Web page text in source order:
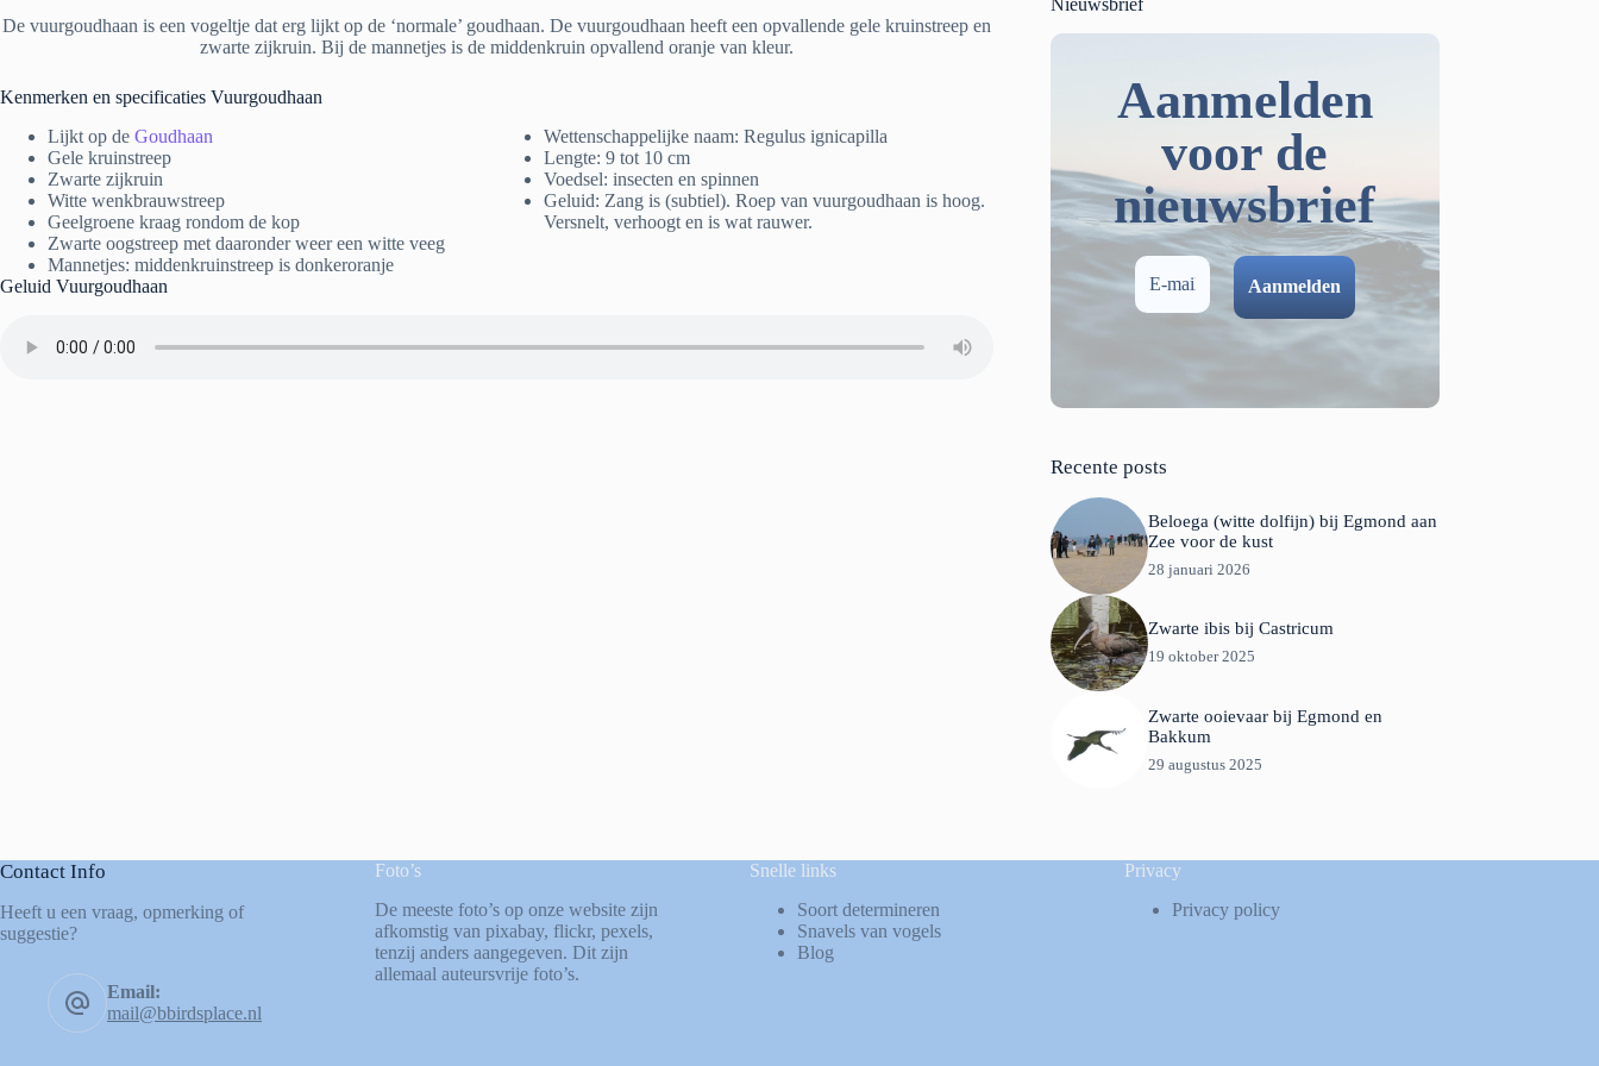
De vuurgoudhaan is een vogeltje dat erg lijkt op de ‘normale’ goudhaan. De vuurgoudhaan heeft een opvallende gele kruinstreep en
zwarte zijkruin. Bij de mannetjes is de middenkruin opvallend oranje van kleur.
Kenmerken en specificaties Vuurgoudhaan
Lijkt op de Goudhaan
Gele kruinstreep
Zwarte zijkruin
Witte wenkbrauwstreep
Geelgroene kraag rondom de kop
Zwarte oogstreep met daaronder weer een witte veeg
Mannetjes: middenkruinstreep is donkeroranje
Wettenschappelijke naam: Regulus ignicapilla
Lengte: 9 tot 10 cm
Voedsel: insecten en spinnen
Geluid: Zang is (subtiel). Roep van vuurgoudhaan is hoog.
Versnelt, verhoogt en is wat rauwer.
Geluid Vuurgoudhaan
Nieuwsbrief
Aanmelden
voor de
nieuwsbrief
Recente posts
Beloega (witte dolfijn) bij Egmond aan
Zee voor de kust
28 januari 2026
Zwarte ibis bij Castricum
19 oktober 2025
Zwarte ooievaar bij Egmond en
Bakkum
29 augustus 2025
Contact Info
Heeft u een vraag, opmerking of
suggestie?
Email:
mail@bbirdsplace.nl
Foto’s
De meeste foto’s op onze website zijn
afkomstig van pixabay, flickr, pexels,
tenzij anders aangegeven. Dit zijn
allemaal auteursvrije foto’s.
Snelle links
Soort determineren
Snavels van vogels
Blog
Privacy
Privacy policy